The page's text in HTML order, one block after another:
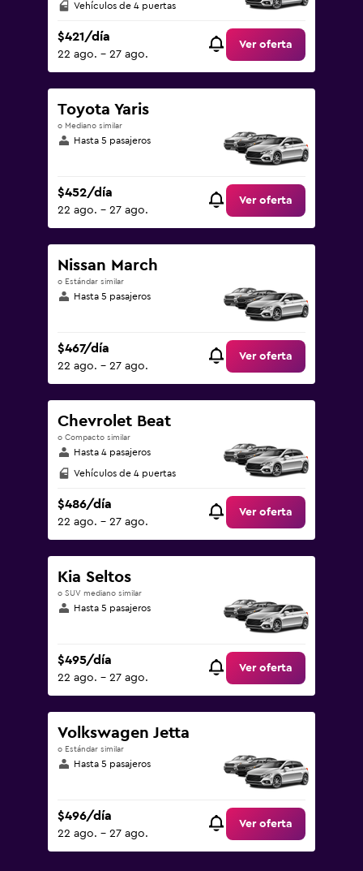
Vehículos de 4 puertas
$421/día
22 ago. - 27 ago.
Ver oferta
Toyota Yaris
o Mediano similar
Hasta 5 pasajeros
$452/día
22 ago. - 27 ago.
Ver oferta
Nissan March
o Estándar similar
Hasta 5 pasajeros
$467/día
22 ago. - 27 ago.
Ver oferta
Chevrolet Beat
o Compacto similar
Hasta 4 pasajeros
Vehículos de 4 puertas
$486/día
22 ago. - 27 ago.
Ver oferta
Kia Seltos
o SUV mediano similar
Hasta 5 pasajeros
$495/día
22 ago. - 27 ago.
Ver oferta
Volkswagen Jetta
o Estándar similar
Hasta 5 pasajeros
$496/día
22 ago. - 27 ago.
Ver oferta